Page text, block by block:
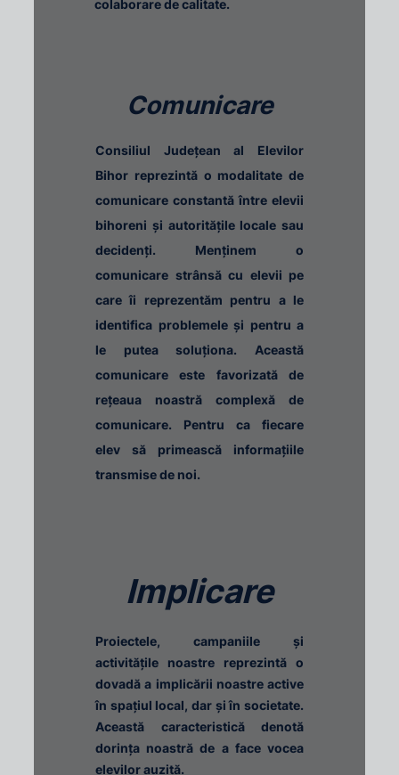
colaborare de calitate.
Comunicare
Consiliul Județean al Elevilor
Bihor reprezintă o modalitate de
comunicare constantă între elevii
bihoreni și autoritățile locale sau
decidenți. Menținem o
comunicare strânsă cu elevii pe
care îi reprezentăm pentru a le
identifica problemele și pentru a
le putea soluționa. Această
comunicare este favorizată de
rețeaua noastră complexă de
comunicare. Pentru ca fiecare
elev să primească informațiile
transmise de noi.
Implicare
Proiectele, campaniile și
activitățile noastre reprezintă o
dovadă a implicării noastre active
în spațiul local, dar și în societate.
Această caracteristică denotă
dorința noastră de a face vocea
elevilor auzită.